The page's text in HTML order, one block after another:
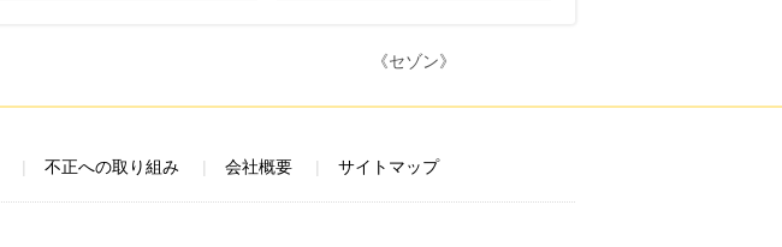
不正への取り組み 会社概要 サイトマップ